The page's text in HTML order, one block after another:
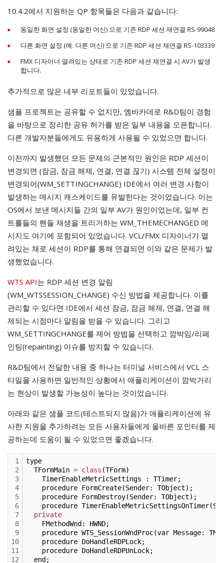
10.4.2에서 지원하는 QP 항목들은 다음과 같습니다:
동일한 화면 설정 (동일한 머신) 으로 기존 RDP 세션 재연결 RS-99048
다른 화면 설정 (예. 다른 머신) 으로 기존 RDP 세션 재연결 RS-103339
FMX 디자이너 열려있는 상태로 기존 RDP 세션 재연결 시 AV가 발생
합니다.
추가적으로 많은 내부 리포트들이 있었습니다.
샘플 프로젝트는 공유할 수 없지만, 엠바카데로 R&D팀이 경험
을 바탕으로 정리한 공유 허가를 받은 일부 내용을 오픈합니다.
다른 개발자분들에게도 유용하게 사용될 수 있었으면 합니다.
이전까지 발생했던 모든 문제의 근본적인 원인은 RDP 세션이
변경되면 (잠금, 잠금 해제, 연결, 연결 끊기) 시스템 전체 설정이
변경되어(WM_SETTINGCHANGE) IDE에서 여러 변경 사항이
발생하는 메시지 캐스케이드를 유발한다는 것이었습니다. 이는
OS에서 보낸 메시지들 간의 일부 AV가 원인이었는데, 일부 컨
트롤들의 핸들 재생을 트리거하는 WM_THEMECHANGED 메
시지도 여기에 포함되어 있었습니다. VCL/FMX 디자이너가 열
려있는 채로 세션이 RDP를 통해 연결되면 이와 같은 문제가 발
생했었습니다.
WTS API는 RDP 세션 변경 알림
(WM_WTSSESSION_CHANGE) 수신 방법을 제공합니다. 이를
관리할 수 있다면 IDE에서 세션 잠금, 잠금 해제, 연결, 연결 해
제되는 시점마다 알림을 받을 수 있습니다. 그리고
WM_SETTINGCHANGE를 제어 방법을 선택하고 깜박임/리페
인팅(repainting) 이슈를 방지할 수 있습니다.
R&D팀에서 전달한 내용 중 하나는 터미널 서비스에서 VCL 스
타일을 사용하면 일반적인 상황에서 애플리케이션이 깜박거리
는 현상이 발생할 가능성이 높다는 것이었습니다.
아래와 같은 샘플 코드(테스트되지 않음)가 애플리케이션에 유
사한 지원을 추가하려는 모든 사용자들에게 올바른 포인터를 제
공하는데 도움이 될 수 있었으면 좋겠습니다.
1
2
3
4
5
6
7
8
9
10
11
12
type
TFormMain = class (TForm)
TimerEnableMetricSettings : TTimer;
procedure FormCreate(Sender: TObject);
procedure FormDestroy(Sender: TObject);
procedure
private
FMethodWnd: HWND;
procedure WTS_SessionWndProc(var Message:
procedure DoHandleRDPLock;
procedure DoHandleRDPUnLock;
end;